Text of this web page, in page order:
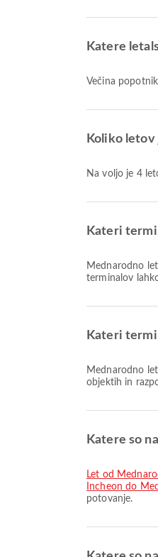
Katere
Večina
Koliko
Na voljo je 4
Kateri
Mednarodno letališče Incheon ponuja Jedalenje, Menjalnica, Taksi in številne druge storitve, ki izboljšajo vašo potovalno izkušnjo. Podrobnosti o storitvah in razporeditvi
terminalov
Kateri
Mednarodno letališče Toronto Pearson ponuja Čakalnica, Letališki hotel, Avtobusni prevoz in številne druge storitve za boljšo potovalno izkušnjo. Podrobne informacije o
objektih in
Katere so
let od
Incheon do
potovanje.